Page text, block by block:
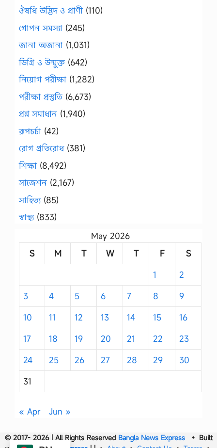
ঔষধি উদ্ভিদ ও প্রাণী (110)
গোপন সমস্যা (245)
জানা অজানা (1,031)
ডিগ্রি ও উন্মুক্ত (642)
নিয়োগ পরীক্ষা (1,282)
পরীক্ষা প্রস্তুতি (6,673)
প্রশ্ন সমাধান (1,940)
রূপচর্চা (42)
রোগ প্রতিরোধ(381)
শিক্ষা (8,492)
সাজেশন (2,167)
সাহিত্য(85)
স্বাস্থ্য(833)
May 2026
S
M T W T F
S
1
2
3
4 5 6 7 8
9
10
11 12 13 14 15
16
17
18 19 20 21 22
23
24
25 26 27 28 29
30
31
« Apr Jun »
© 2017- 2026 | All Rights Reserved Bangla News Express• Built